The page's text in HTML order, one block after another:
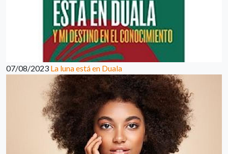
07/08/2023 La luna está en Duala